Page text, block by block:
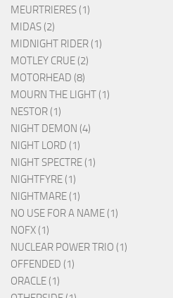
MEURTRIERES (1)
MIDAS (2)
MIDNIGHT RIDER (1)
MOTLEY CRUE (2)
MOTORHEAD (8)
MOURN THE LIGHT (1)
NESTOR (1)
NIGHT DEMON (4)
NIGHT LORD (1)
NIGHT SPECTRE (1)
NIGHTFYRE (1)
NIGHTMARE (1)
NO USE FOR A NAME (1)
NOFX (1)
NUCLEAR POWER TRIO (1)
OFFENDED (1)
ORACLE (1)